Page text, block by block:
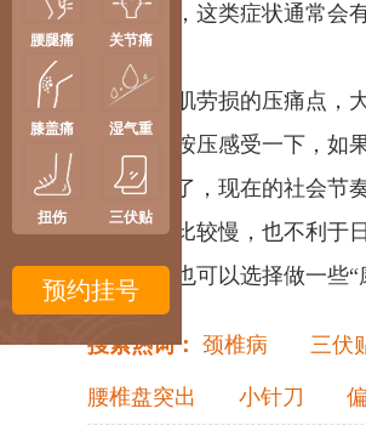
因此，这类症状通常会有
标志之一。
而腰肌劳损的压痛点，大
可以适当按压感受一下，如
当然了，现在的社会节奏
速度也会比较慢，也不利于
当休息，也可以选择做一些
搜索热词： 颈椎病 三伏
腰椎盘突出 小针刀
腰腿痛 关节痛
膝盖痛 湿气重
扭伤 三伏贴
预约挂号